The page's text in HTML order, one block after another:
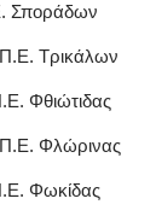
Σποράδων
Τρικάλων
Φθιώτιδας
Φλώρινας
Φωκίδας